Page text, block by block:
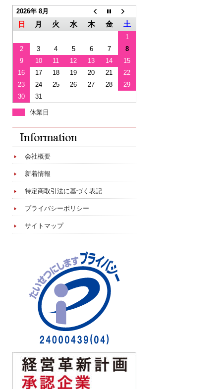
2026年 8月
日 月 火 水 木 金 土
1
2
3 4 5 6 7
8
9
10 11 12 13 14
15
16
17 18 19 20 21
22
23
24 25 26 27 28
29
30
31
休業日
会社概要
新着情報
特定商取引法に基づく表記
プライバシーポリシー
サイトマップ